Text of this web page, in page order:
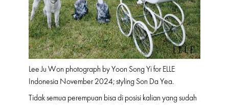
Lee Ju Won photograph by Yoon Song Yi for ELLE
Indonesia November 2024; styling Son Da Yea.
Tidak semua perempuan bisa di posisi kalian yang sudah